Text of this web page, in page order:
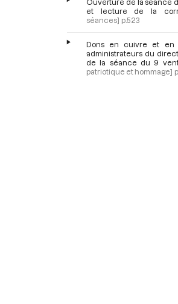
et lecture de la
séances] p.523
Dons en cuivre et en
administrateurs du
de la séance du 9
patriotique et hommage]